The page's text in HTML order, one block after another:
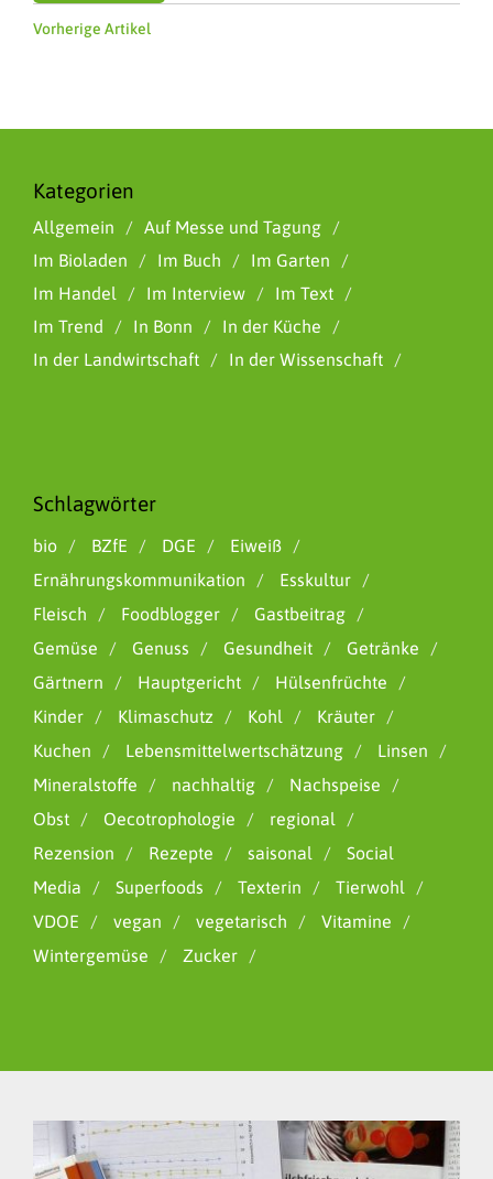
Vorherige Artikel
Kategorien
Allgemein
Auf Messe und Tagung
Im Bioladen
Im Buch
Im Garten
Im Handel
Im Interview
Im Text
Im Trend
In Bonn
In der Küche
In der Landwirtschaft
In der Wissenschaft
Schlagwörter
bio BZfE DGE
Eiweiß
Ernährungskommunikation
Esskultur
Fleisch
Foodblogger
Gastbeitrag
Gemüse
Genuss Gesundheit
Getränke
Gärtnern
Hauptgericht
Hülsenfrüchte
Kinder
Klimaschutz Kohl
Kräuter
Kuchen
Lebensmittelwertschätzung
Linsen
Mineralstoffe
nachhaltig
Nachspeise
Obst
Oecotrophologie
regional
Rezension
Rezepte saisonal
Social
Media
Superfoods Texterin
Tierwohl
VDOE
vegan vegetarisch
Vitamine
Wintergemüse
Zucker